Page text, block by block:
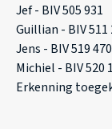
Jef - BIV 505 931
Guillian - BIV 511
Jens - BIV 519 470
Michiel - BIV 520
Erkenning